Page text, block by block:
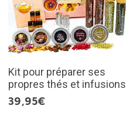
Kit pour préparer ses
propres thés et infusions
39,95€